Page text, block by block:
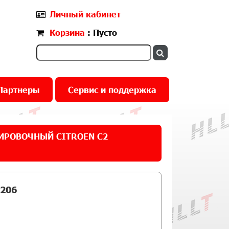
Личный кабинет
Корзина : Пусто
Сервис и поддержка
CITROEN C2